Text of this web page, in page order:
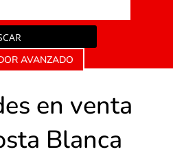
AVANZADO
en venta
Blanca